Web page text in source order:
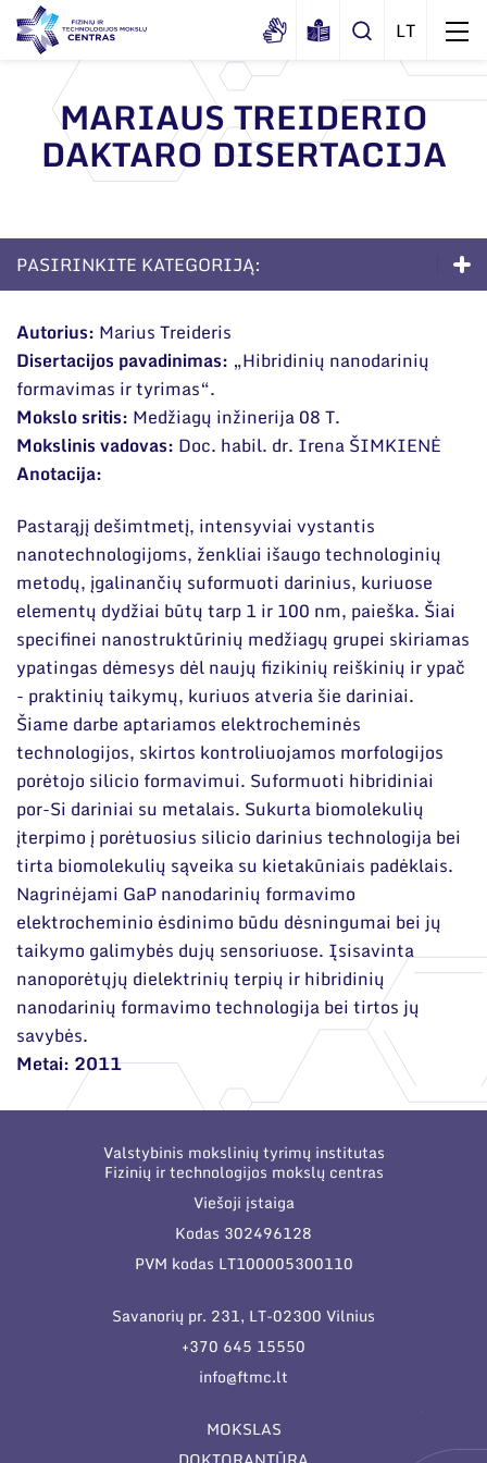
Apie mus
Dokumentai
Sertifikatai ir akreditavimo pažymėjimai
Viešieji pirkimai
Duomenų apsauga
Darbuotojams
Nuorodos
Administracija
Administraciniai skyriai
Moksliniai skyriai
Mokslo taryba
Tarptautinė patarėjų taryba
Mokslininkai emeritai
Naujienos
Renginiai
Tinklalaidės
Leidiniai
Bendri rekvizitai
Administracija
Darbuotojų kontaktai
MARIAUS TREIDERIO
DAKTARO DISERTACIJA
PASIRINKITE KATEGORIJĄ:
Apie studijas
Priėmimas į doktorantūrą
Gyvenimas doktorantūroje
Dokumentai
Autorius: Marius Treideris
Disertacijos pavadinimas: „Hibridinių nanodarinių
formavimas ir tyrimas“.
Mokslo sritis: Medžiagų inžinerija 08 T.
Mokslinis vadovas: Doc. habil. dr. Irena ŠIMKIENĖ
Anotacija:
Pastarąjį dešimtmetį, intensyviai vystantis
nanotechnologijoms, ženkliai išaugo technologinių
metodų, įgalinančių suformuoti darinius, kuriuose
elementų dydžiai būtų tarp 1 ir 100 nm, paieška. Šiai
specifinei nanostruktūrinių medžiagų grupei skiriamas
ypatingas dėmesys dėl naujų fizikinių reiškinių ir ypač
- praktinių taikymų, kuriuos atveria šie dariniai.
Šiame darbe aptariamos elektrocheminės
technologijos, skirtos kontroliuojamos morfologijos
porėtojo silicio formavimui. Suformuoti hibridiniai
por-Si dariniai su metalais. Sukurta biomolekulių
įterpimo į porėtuosius silicio darinius technologija bei
tirta biomolekulių sąveika su kietakūniais padėklais.
Nagrinėjami GaP nanodarinių formavimo
elektrocheminio ėsdinimo būdu dėsningumai bei jų
taikymo galimybės dujų sensoriuose. Įsisavinta
nanoporėtųjų dielektrinių terpių ir hibridinių
nanodarinių formavimo technologija bei tirtos jų
savybės.
Metai: 2011
Valstybinis mokslinių tyrimų institutas
Fizinių ir technologijos mokslų centras
Viešoji įstaiga
Kodas 302496128
PVM kodas LT100005300110
Savanorių pr. 231, LT-02300 Vilnius
+370 645 15550
info@ftmc.lt
MOKSLAS